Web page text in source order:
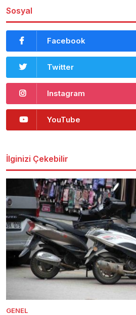
Sosyal
Facebook
Twitter
Instagram
YouTube
İlginizi Çekebilir
GENEL